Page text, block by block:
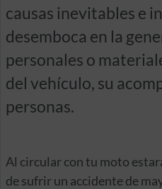
causas inevitables e
desemboca en la
personales o
del vehículo, su
personas.
Al circular con tu moto
de sufrir un accidente de